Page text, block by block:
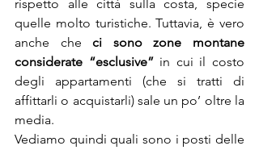
rispetto alle città sulla costa, specie
quelle molto turistiche. Tuttavia, è vero
anche che ci sono zone montane
considerate “esclusive” in cui il costo
degli appartamenti (che si tratti di
affittarli o acquistarli) sale un po’ oltre la
media.
Vediamo quindi quali sono i posti delle